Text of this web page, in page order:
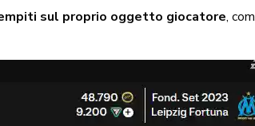
sul proprio oggetto giocatore,